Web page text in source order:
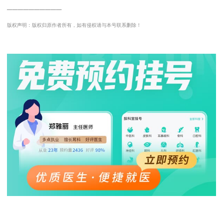
──────────
版权声明：版权归原作者所有，如有侵权请与本号联系删除！